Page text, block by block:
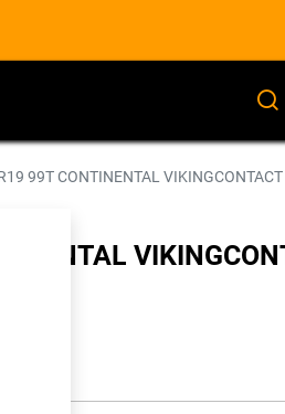
99T CONTINENTAL VIKINGCONTACT